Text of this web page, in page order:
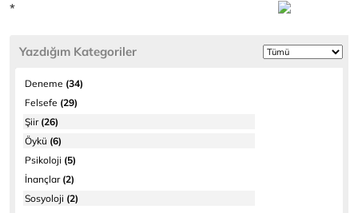
*
Yazdığım Kategoriler
Deneme (34)
Felsefe (29)
Şiir(26)
Öykü (6)
Psikoloji (5)
İnançlar(2)
Sosyoloji (2)